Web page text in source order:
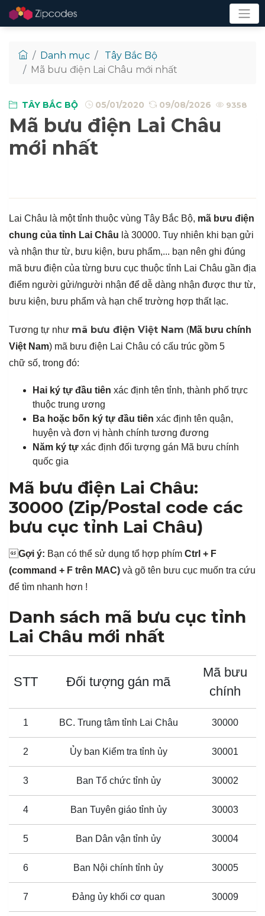
Danh mục
Tây Bắc Bộ
Mã bưu điện Lai Châu mới nhất
TÂY BẮC BỘ 05/01/2020 09/08/2026 9358
Mã bưu điện Lai Châu
mới nhất
Lai Châu là một tỉnh thuộc vùng Tây Bắc Bộ, mã bưu điện
chung của tỉnh Lai Châu là 30000. Tuy nhiên khi bạn gửi
và nhận thư từ, bưu kiện, bưu phẩm,... bạn nên ghi đúng
mã bưu điện của từng bưu cục thuộc tỉnh Lai Châu gần địa
điểm người gửi/người nhận để dễ dàng nhận được thư từ,
bưu kiện, bưu phẩm và hạn chế trường hợp thất lạc.
Tương tự như mã bưu điện Việt Nam (Mã bưu chính
Việt Nam) mã bưu điện Lai Châu có cấu trúc gồm 5
chữ số, trong đó:
Hai ký tự đầu tiên xác định tên tỉnh, thành phố trực
thuộc trung ương
Ba hoặc bốn ký tự đầu tiên xác định tên quận,
huyện và đơn vị hành chính tương đương
Năm ký tự xác định đối tượng gán Mã bưu chính
quốc gia
Mã bưu điện Lai Châu:
30000 (Zip/Postal code các
bưu cục tỉnh Lai Châu)
Gợi ý: Bạn có thể sử dụng tổ hợp phím Ctrl + F
(command + F trên MAC) và gõ tên bưu cục muốn tra cứu
để tìm nhanh hơn !
Danh sách mã bưu cục tỉnh
Lai Châu mới nhất
STT Đối tượng gán mã
Mã bưu
chính
1 BC. Trung tâm tỉnh Lai Châu 30000
2 Ủy ban Kiểm tra tỉnh ủy 30001
3 Ban Tổ chức tỉnh ủy 30002
4 Ban Tuyên giáo tỉnh ủy 30003
5 Ban Dân vận tỉnh ủy 30004
6 Ban Nội chính tỉnh ủy 30005
7 Đảng ủy khối cơ quan 30009